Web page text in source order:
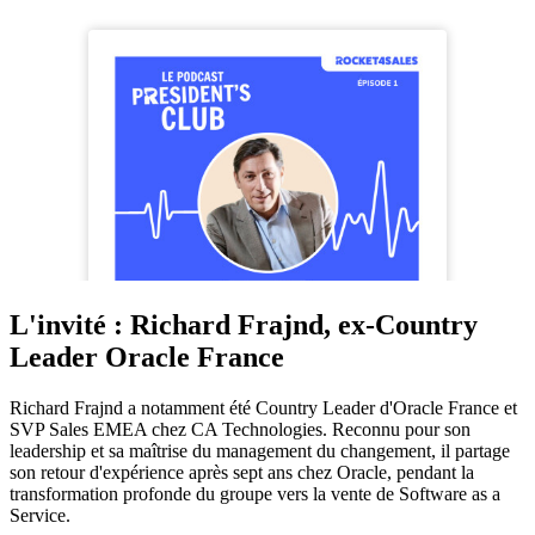
L'invité : Richard Frajnd, ex-Country
Leader Oracle France
Richard Frajnd a notamment été Country Leader d'Oracle France et
SVP Sales EMEA chez CA Technologies. Reconnu pour son
leadership et sa maîtrise du management du changement, il partage
son retour d'expérience après sept ans chez Oracle, pendant la
transformation profonde du groupe vers la vente de Software as a
Service.